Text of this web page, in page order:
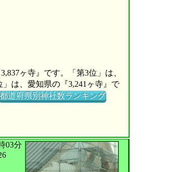
ヶ寺』です。「第3位」は、
は、愛知県の『3,241ヶ寺』で
都道府県別神社数ランキング
03分